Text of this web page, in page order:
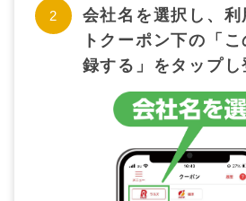
会社名を選択し、
トクーポン下の「
録する」をタップし